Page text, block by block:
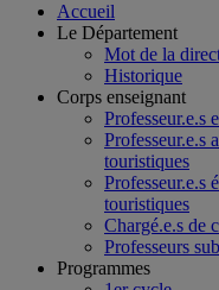
Accueil
Le Département
Mot de la
Historique
Corps enseignant
Professeur.e.s
Professeur.e.s
touristiques
Professeur.e.s
touristiques
Chargé.e.s de
Professeurs
Programmes